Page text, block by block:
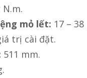
N.m.
mỏ lết: 17 –
trị cài đặt.
511 mm.